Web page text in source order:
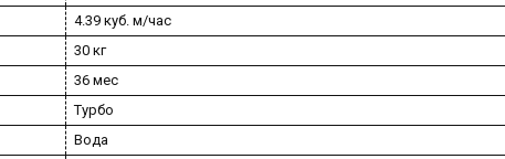
4.39 куб. м/час
30 кг
36 мес
Турбо
Вода